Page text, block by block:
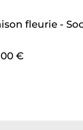
fleurie -
€